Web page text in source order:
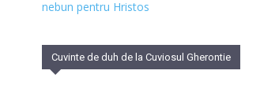
nebun pentru Hristos
Cuvinte de duh de la Cuviosul Gherontie